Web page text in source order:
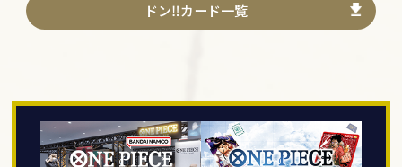
ドン‼カード一覧